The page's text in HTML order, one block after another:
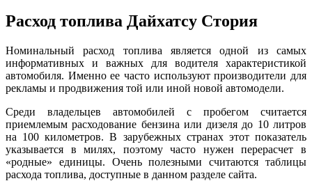
Расход топлива Дайхатсу Стория
Номинальный расход топлива является одной из самых
информативных и важных для водителя характеристикой
автомобиля. Именно ее часто используют производители для
рекламы и продвижения той или иной новой автомодели.
Среди владельцев автомобилей с пробегом считается
приемлемым расходование бензина или дизеля до 10 литров
на 100 километров. В зарубежных странах этот показатель
указывается в милях, поэтому часто нужен перерасчет в
«родные» единицы. Очень полезными считаются таблицы
расхода топлива, доступные в данном разделе сайта.